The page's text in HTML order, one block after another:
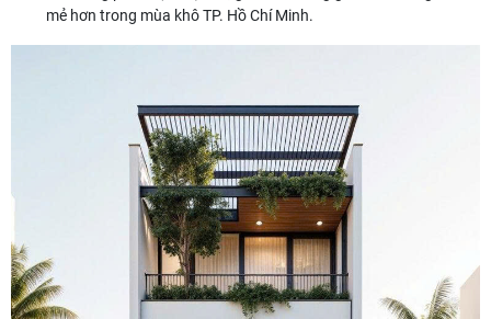
mẻ hơn trong mùa khô TP. Hồ Chí Minh.